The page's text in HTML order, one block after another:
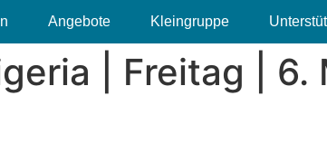
Angebote Kleingruppe
| Freitag | 6.